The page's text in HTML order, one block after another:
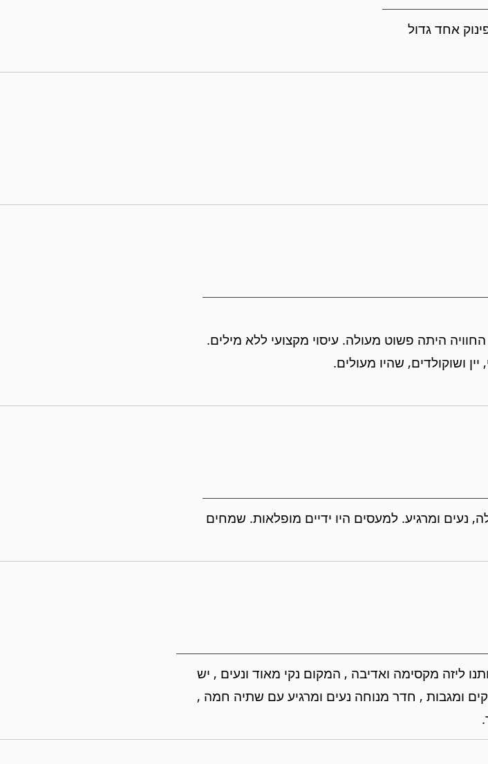
אחד גדול
היתה פשוט מעולה. עיסוי מקצועי ללא מילים.
ושוקולדים, שהיו מעולים.
נעים ומרגיע. למעסים היו ידיים מופלאות. שמחים
, קיבלה אותנו ליזה מקסימה ואדיבה , המקום נקי מאוד ונעים , יש
ומגבות , חדר מנוחה נעים ומרגיע עם שתיה חמה ,